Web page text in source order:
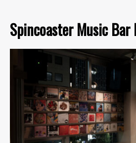
Spincoaster Music Bar